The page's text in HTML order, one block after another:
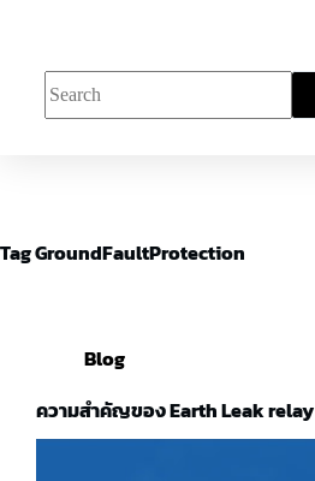
TagGroundFaultProtection
Blog
ความสำคัญของ Earth Leak relay